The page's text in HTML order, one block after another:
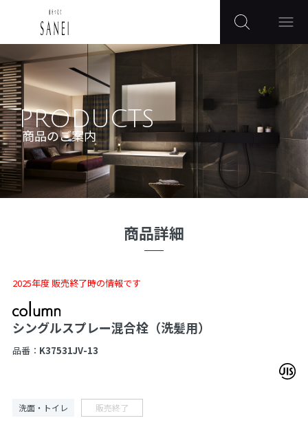
PRODUCTS
商品のご案内
商品詳細
2025年度 販売終了時の情報です
シングルスプレー混合栓（洗髪用）
品番： K37531JV-13
洗面・トイレ 販売終了